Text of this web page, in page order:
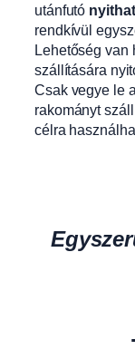
utánfutó
rendkívül
Lehetőség van
szállítására
Csak vegye le
rakományt
célra